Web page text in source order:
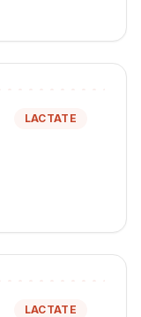
LACTATE
LACTATE